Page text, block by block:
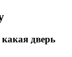
какая дверь